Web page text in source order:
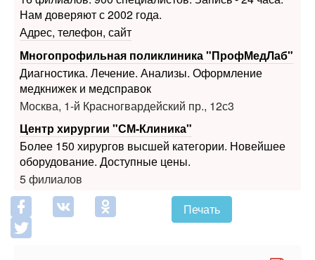
Многопрофильная поликлиника "ПрофМедЛаб"
Диагностика. Лечение. Анализы. Оформление
медкнижек и медсправок
Москва, 1-й Красногвардейский пр., 12с3
Центр хирургии "СМ-Клиника"
Более 150 хирургов высшей категории. Новейшее
5 филиалов
Печать
Похожие статьи